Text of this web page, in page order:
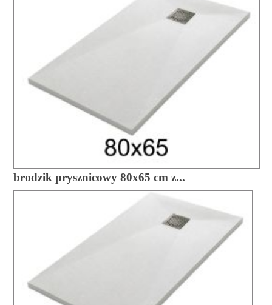
brodzik prysznicowy 80x65 cm z...